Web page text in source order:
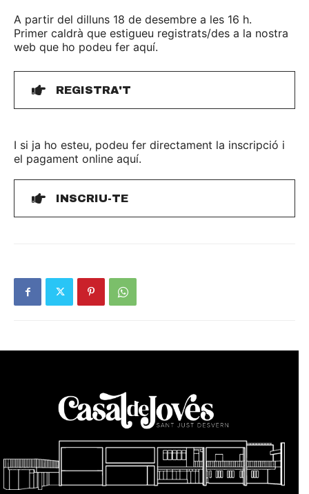
A partir del dilluns 18 de desembre a les 16 h.
Primer caldrà que estigueu registrats/des a la nostra
web que ho podeu fer aquí.
REGISTRA'T
I si ja ho esteu, podeu fer directament la inscripció i
el pagament online aquí.
INSCRIU-TE